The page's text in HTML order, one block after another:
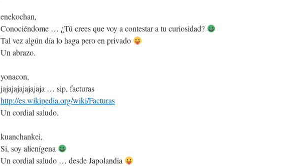
enekochan,
Conociéndome … ¿Tú crees que voy a contestar a tu curiosidad?
Tal vez algún día lo haga pero en privado
Un abrazo.
yonacon,
jajajajajajajaja … sip, facturas
http://es.wikipedia.org/wiki/Facturas
Un cordial saludo.
kuanchankei,
Si, soy alienígena
Un cordial saludo … desde Japolandia